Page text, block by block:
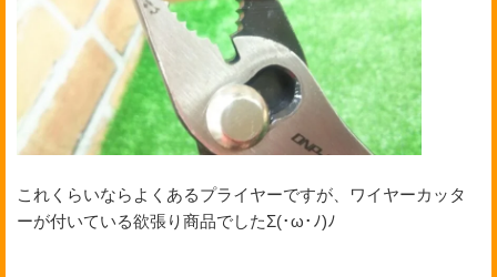
これくらいならよくあるプライヤーですが、ワイヤーカッタ
ーが付いている欲張り商品でしたΣ(･ω･ﾉ)ﾉ